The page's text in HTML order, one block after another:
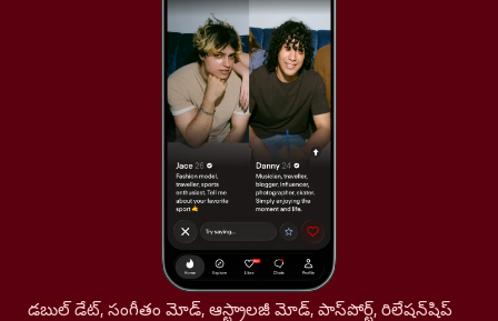
డబుల్ డేట్, సంగీతం మోడ్, ఆస్ట్రాలజీ మోడ్, పాస్‌పోర్ట్, రిలేషన్‌షిప్